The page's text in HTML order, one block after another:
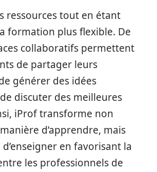
ressources tout en étant
formation plus flexible. De
collaboratifs permettent
de partager leurs
générer des idées
discuter des meilleures
iProf transforme non
d’apprendre, mais
en favorisant la
les professionnels de